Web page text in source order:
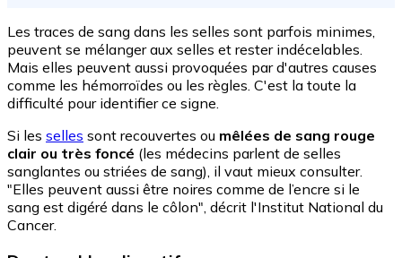
Les traces de sang dans les selles sont parfois minimes,
peuvent se mélanger aux selles et rester indécelables.
Mais elles peuvent aussi provoquées par d'autres causes
comme les hémorroïdes ou les règles. C'est la toute la
difficulté pour identifier ce signe.
Si les selles sont recouvertes ou mêlées de sang rouge
clair ou très foncé (les médecins parlent de selles
sanglantes ou striées de sang), il vaut mieux consulter.
"Elles peuvent aussi être noires comme de l’encre si le
sang est digéré dans le côlon", décrit l'Institut National du
Cancer.